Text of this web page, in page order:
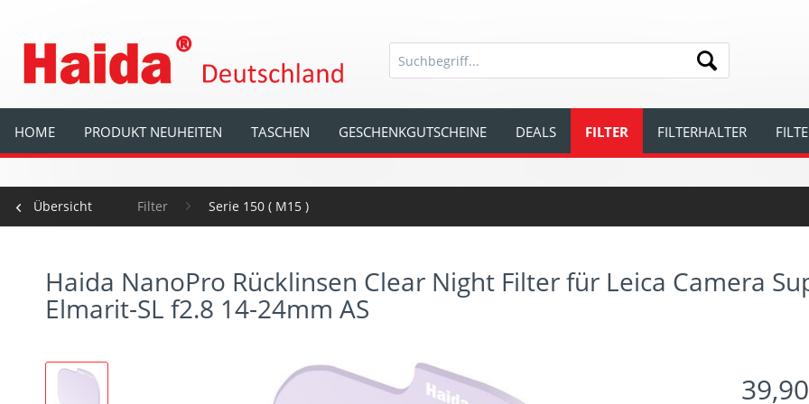
HOME PRODUKT NEUHEITEN TASCHEN GESCHENKGUTSCHEINE DEALS FILTER FILTERHALTER
Übersicht Filter Serie 150 ( M15 )
Haida NanoPro Rücklinsen Clear Night Filter für Leica Camera
Elmarit-SL f2.8 14-24mm AS